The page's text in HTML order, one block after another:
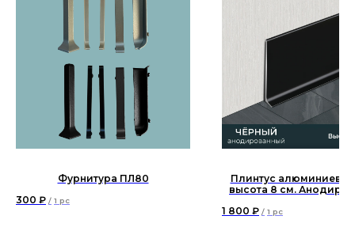
Фурнитура ПЛ80
300 ₽ / 1 pc
Плинтус
высота 8 см.
1 800 ₽ / 1 pc